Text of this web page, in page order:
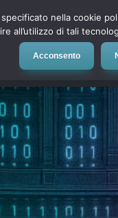
Social Network
nella cookie
all’utilizzo di tali
Acconsento